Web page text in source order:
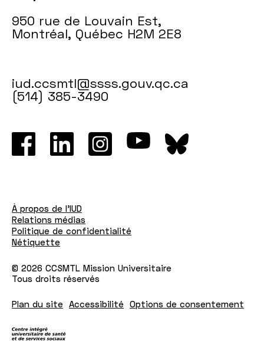
950 rue de Louvain Est,
Montréal, Québec H2M 2E8
iud.ccsmtl@ssss.gouv.qc.ca
(514) 385-3490
© 2026 CCSMTL Mission Universitaire
Tous droits réservés
Plan du site Accessibilité Options de consentement
À propos de l'IUD
Relations médias
Politique de confidentialité
Nétiquette